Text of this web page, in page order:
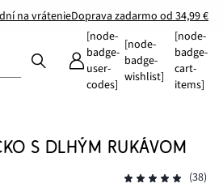
na vrátenieDoprava zadarmo od 34,99 €
[node-
badge-
user-
codes]
[node-
badge-
wishlist]
[node-
badge-
cart-
items]
S DLHÝM RUKÁVOM
(38)